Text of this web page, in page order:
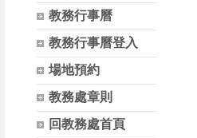
教務行事曆
教務行事曆登入
場地預約
教務處章則
回教務處首頁